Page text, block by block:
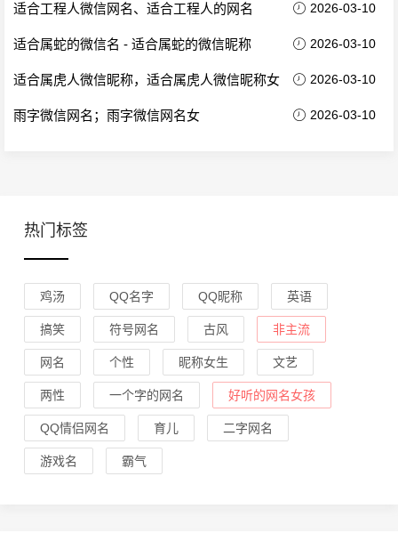
适合工程人微信网名、适合工程人的网名 2026-03-10
适合属蛇的微信名 - 适合属蛇的微信昵称 2026-03-10
适合属虎人微信昵称，适合属虎人微信昵称女 2026-03-10
雨字微信网名；雨字微信网名女 2026-03-10
热门标签
鸡汤 QQ名字 QQ昵称 英语
搞笑 符号网名 古风 非主流
网名 个性 昵称女生 文艺
两性 一个字的网名 好听的网名女孩
QQ情侣网名 育儿 二字网名
游戏名 霸气